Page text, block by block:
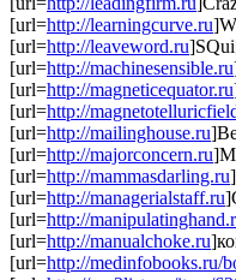
[url=http://learningcurve.ru
[url=http://leaveword.ru
[url=http://machinesensible.ru
[url=http://magneticequator.ru
[url=http://
[url=http://mailinghouse.ru
[url=http://majorconcern.ru
[url=http://mammasdarling.ru
[url=http://managerialstaff.ru
[url=http://
[url=http://manualchoke.ru
[url=http://medinfobooks.ru/